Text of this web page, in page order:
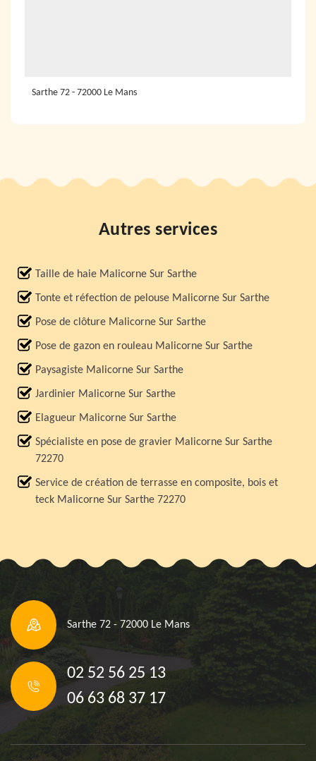
Sarthe 72 - 72000 Le Mans
Autres services
Taille de haie Malicorne Sur Sarthe
Tonte et réfection de pelouse Malicorne Sur Sarthe
Pose de clôture Malicorne Sur Sarthe
Pose de gazon en rouleau Malicorne Sur Sarthe
Paysagiste Malicorne Sur Sarthe
Jardinier Malicorne Sur Sarthe
Elagueur Malicorne Sur Sarthe
Spécialiste en pose de gravier Malicorne Sur Sarthe
72270
Service de création de terrasse en composite, bois et
teck Malicorne Sur Sarthe 72270
Sarthe 72 - 72000 Le Mans
02 52 56 25 13
06 63 68 37 17